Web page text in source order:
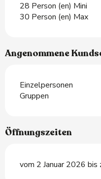
28 Person (en) Mini
30 Person (en) Max
Angenommene
Einzelpersonen
Gruppen
Öffnungszeiten
vom 2 Januar 2026